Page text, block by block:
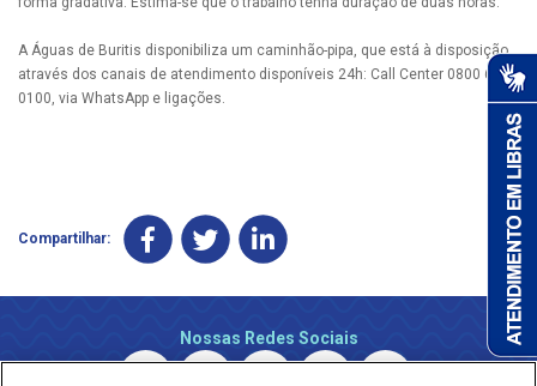
A Águas de Buritis disponibiliza um caminhão-pipa, que está à disposição
através dos canais de atendimento disponíveis 24h: Call Center 0800 690
0100, via WhatsApp e ligações.
Compartilhar:
Nossas Redes Sociais